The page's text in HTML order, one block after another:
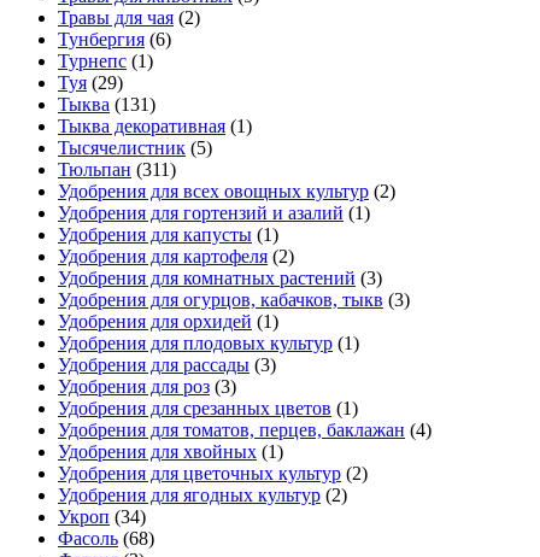
Травы для чая (2)
Тунбергия (6)
Турнепс (1)
Туя (29)
Тыква (131)
Тыква декоративная (1)
Тысячелистник (5)
Тюльпан (311)
Удобрения для всех овощных культур (2)
Удобрения для гортензий и азалий (1)
Удобрения для капусты (1)
Удобрения для картофеля (2)
Удобрения для комнатных растений (3)
Удобрения для огурцов, кабачков, тыкв (3)
Удобрения для орхидей (1)
Удобрения для плодовых культур (1)
Удобрения для рассады (3)
Удобрения для роз (3)
Удобрения для срезанных цветов (1)
Удобрения для томатов, перцев, баклажан (4)
Удобрения для хвойных (1)
Удобрения для цветочных культур (2)
Удобрения для ягодных культур (2)
Укроп (34)
Фасоль (68)